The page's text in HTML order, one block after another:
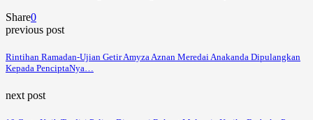
Share0
previous post
Rintihan Ramadan-Ujian Getir Amyza Aznan Meredai Anakanda Dipulangkan
Kepada PenciptaNya…
next post